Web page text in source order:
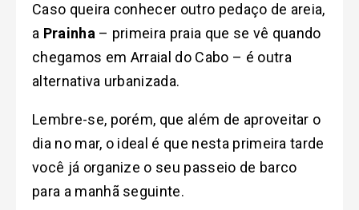
Caso queira conhecer outro pedaço de areia,
a Prainha – primeira praia que se vê quando
chegamos em Arraial do Cabo – é outra
alternativa urbanizada.
Lembre-se, porém, que além de aproveitar o
dia no mar, o ideal é que nesta primeira tarde
você já organize o seu passeio de barco
para a manhã seguinte.